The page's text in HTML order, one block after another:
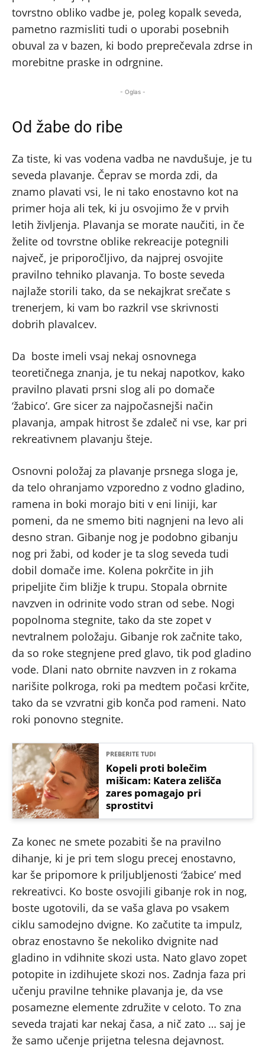
tovrstno obliko vadbe je, poleg kopalk seveda,
pametno razmisliti tudi o uporabi posebnih
obuval za v bazen, ki bodo preprečevala zdrse in
morebitne praske in odrgnine.
- Oglas -
Od žabe do ribe
Za tiste, ki vas vodena vadba ne navdušuje, je tu
seveda plavanje. Čeprav se morda zdi, da
znamo plavati vsi, le ni tako enostavno kot na
primer hoja ali tek, ki ju osvojimo že v prvih
letih življenja. Plavanja se morate naučiti, in če
želite od tovrstne oblike rekreacije potegnili
največ, je priporočljivo, da najprej osvojite
pravilno tehniko plavanja. To boste seveda
najlaže storili tako, da se nekajkrat srečate s
trenerjem, ki vam bo razkril vse skrivnosti
dobrih plavalcev.
Da boste imeli vsaj nekaj osnovnega
teoretičnega znanja, je tu nekaj napotkov, kako
pravilno plavati prsni slog ali po domače
‘žabico’. Gre sicer za najpočasnejši način
plavanja, ampak hitrost še zdaleč ni vse, kar pri
rekreativnem plavanju šteje.
Osnovni položaj za plavanje prsnega sloga je,
da telo ohranjamo vzporedno z vodno gladino,
ramena in boki morajo biti v eni liniji, kar
pomeni, da ne smemo biti nagnjeni na levo ali
desno stran. Gibanje nog je podobno gibanju
nog pri žabi, od koder je ta slog seveda tudi
dobil domače ime. Kolena pokrčite in jih
pripeljite čim bližje k trupu. Stopala obrnite
navzven in odrinite vodo stran od sebe. Nogi
popolnoma stegnite, tako da ste zopet v
nevtralnem položaju. Gibanje rok začnite tako,
da so roke stegnjene pred glavo, tik pod gladino
vode. Dlani nato obrnite navzven in z rokama
narišite polkroga, roki pa medtem počasi krčite,
tako da se vzvratni gib konča pod rameni. Nato
roki ponovno stegnite.
PREBERITE TUDI
Kopeli proti bolečim
mišicam: Katera zelišča
zares pomagajo pri
sprostitvi
Za konec ne smete pozabiti še na pravilno
dihanje, ki je pri tem slogu precej enostavno,
kar še pripomore k priljubljenosti ‘žabice’ med
rekreativci. Ko boste osvojili gibanje rok in nog,
boste ugotovili, da se vaša glava po vsakem
ciklu samodejno dvigne. Ko začutite ta impulz,
obraz enostavno še nekoliko dvignite nad
gladino in vdihnite skozi usta. Nato glavo zopet
potopite in izdihujete skozi nos. Zadnja faza pri
učenju pravilne tehnike plavanja je, da vse
posamezne elemente združite v celoto. To zna
seveda trajati kar nekaj časa, a nič zato … saj je
že samo učenje prijetna telesna dejavnost.